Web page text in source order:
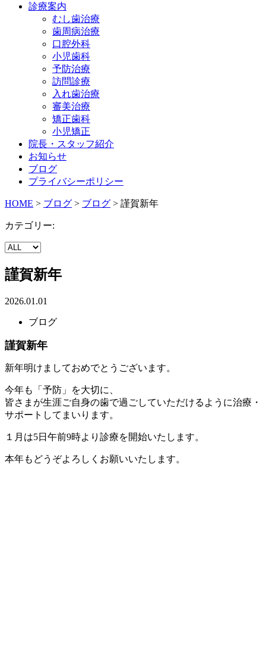
診療案内
むし歯治療
歯周病治療
口腔外科
小児歯科
予防治療
訪問診療
入れ歯治療
審美治療
矯正歯科
小児矯正
院長・スタッフ紹介
お知らせ
ブログ
プライバシーポリシー
HOME > ブログ > ブログ > 謹賀新年
カテゴリー:
謹賀新年
2026.01.01
ブログ
謹賀新年
新年明けましておめでとうございます。
今年も「予防」を大切に、
皆さまが生涯ご自身の歯で過ごしていただけるように治療・
サポートしてまいります。
１月は5日午前9時より診療を開始いたします。
本年もどうぞよろしくお願いいたします。